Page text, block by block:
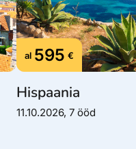
al 595 €
Hispaania
11.10.2026, 7 ööd